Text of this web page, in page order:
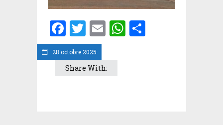
28 octobre 2025
Facebook
Twitter
EmailWhatsApp
Share With: